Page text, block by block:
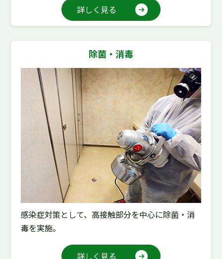
詳しく見る
除菌・消毒
感染症対策として、高接触部分を中心に除菌・消
毒を実施。
詳しく見る